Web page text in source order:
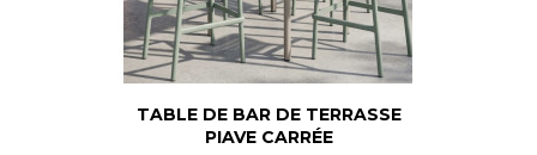
TABLE DE BAR DE TERRASSE
PIAVE CARRÉE